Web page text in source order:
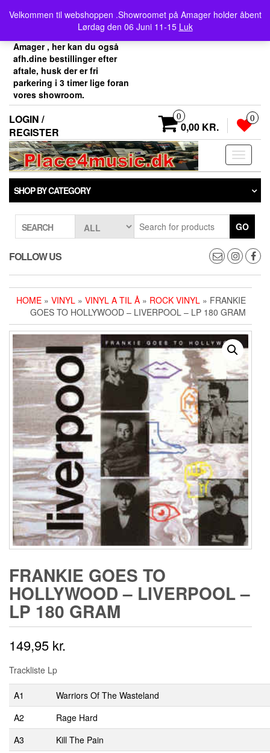
content
Velkommen til webshoppen .Showroomet på Amager holder åbent
Lørdag den 06 Juni 11-15 Luk
Velkommen her i
Place4music`s webshop .
Vores showroom ligger på
Amager , her kan du også
afh.dine bestillinger efter
aftale, husk der er fri
parkering i 3 timer lige foran
vores showroom.
LOGIN /
REGISTER
0
0,00 KR.
0
Toggle
SHOP BY CATEGORY
SEARCH GO
FOLLOW US
HOME » VINYL » VINYL A TIL Å » ROCK VINYL » FRANKIE
GOES TO HOLLYWOOD ‎– LIVERPOOL – LP 180 GRAM
FRANKIE GOES TO
HOLLYWOOD ‎– LIVERPOOL –
LP 180 GRAM
149,95 kr.
Trackliste Lp
A1
Warriors Of The Wasteland
A2
Rage Hard
A3
Kill The Pain